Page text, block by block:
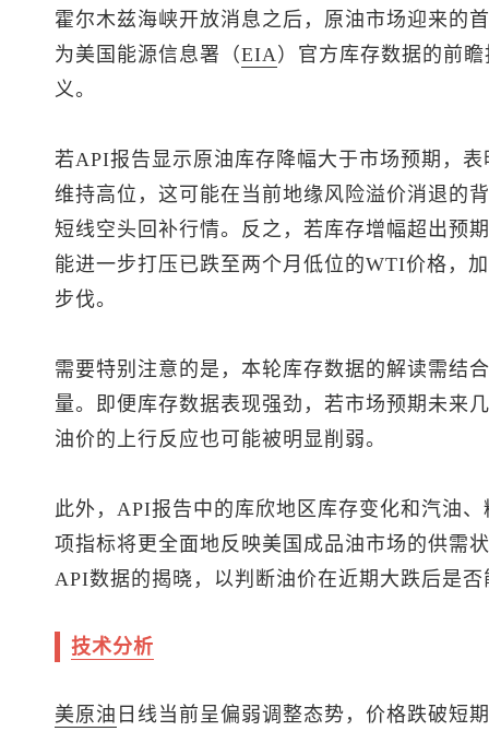
霍尔木兹海峡开放消息之后，原油市场迎来的
为美国能源信息署（EIA）官方库存数据的前
义。
若API报告显示原油库存降幅大于市场预期，
维持高位，这可能在当前地缘风险溢价消退的
短线空头回补行情。反之，若库存增幅超出预
能进一步打压已跌至两个月低位的WTI价格，
步伐。
需要特别注意的是，本轮库存数据的解读需结
量。即便库存数据表现强劲，若市场预期未来
油价的上行反应也可能被明显削弱。
此外，API报告中的库欣地区库存变化和汽油
项指标将更全面地反映美国成品油市场的供需
API数据的揭晓，以判断油价在近期大跌后是
技术分析
美原油 日线当前呈偏弱调整态势，价格跌破短